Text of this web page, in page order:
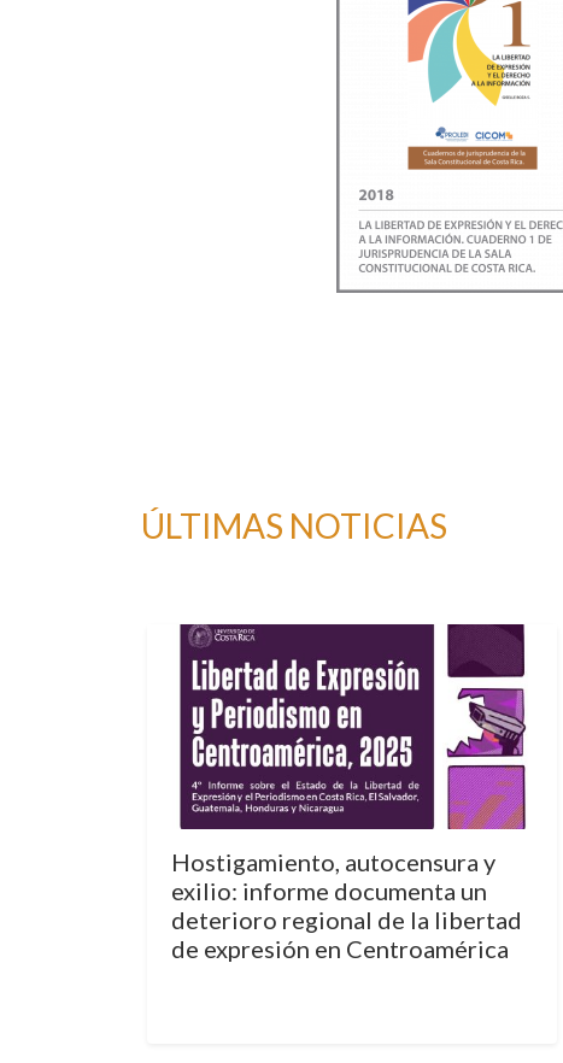
ÚLTIMAS NOTICIAS
Hostigamiento, autocensura y
exilio: informe documenta un
deterioro regional de la libertad
de expresión en Centroamérica